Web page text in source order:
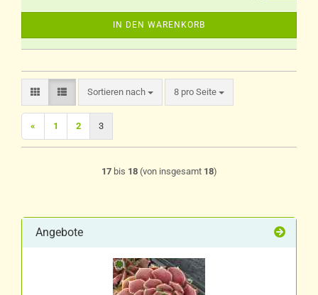
IN DEN WARENKORB
Sortieren nach
Sortieren nach 8 pro Seite
pro Seite
« 1 2 3
17bis 18(von insgesamt 18)
Angebote